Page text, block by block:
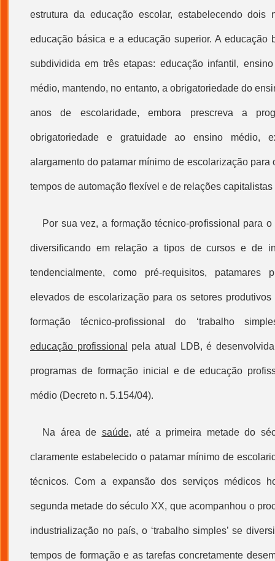
estrutura da educação escolar, estabelecendo dois
educação básica e a educação superior. A educação
subdividida em três etapas: educação infantil,
médio, mantendo, no entanto, a obrigatoriedade do
anos de escolaridade, embora prescreva a
obrigatoriedade e gratuidade ao ensino médio,
alargamento do patamar mínimo de escolarização para
tempos de automação flexível e de relações
Por sua vez, a formação técnico-profissional para o
diversificando em relação a tipos de cursos e de
tendencialmente, como pré-requisitos, patamares
elevados de escolarização para os setores
formação técnico-profissional do ‘trabalho
educação profissional pela atual LDB, é
programas de formação inicial e deeducação
médio (Decreto n. 5.154/04).
Na área de saúde, até a primeira metade do
claramente estabelecido o patamar mínimo de
técnicos. Com a expansão dos serviços médicos
segunda metade do século XX, que acompanhou o
industrialização no país, o ‘trabalho simples’ se
tempos de formação e as tarefas concretamente